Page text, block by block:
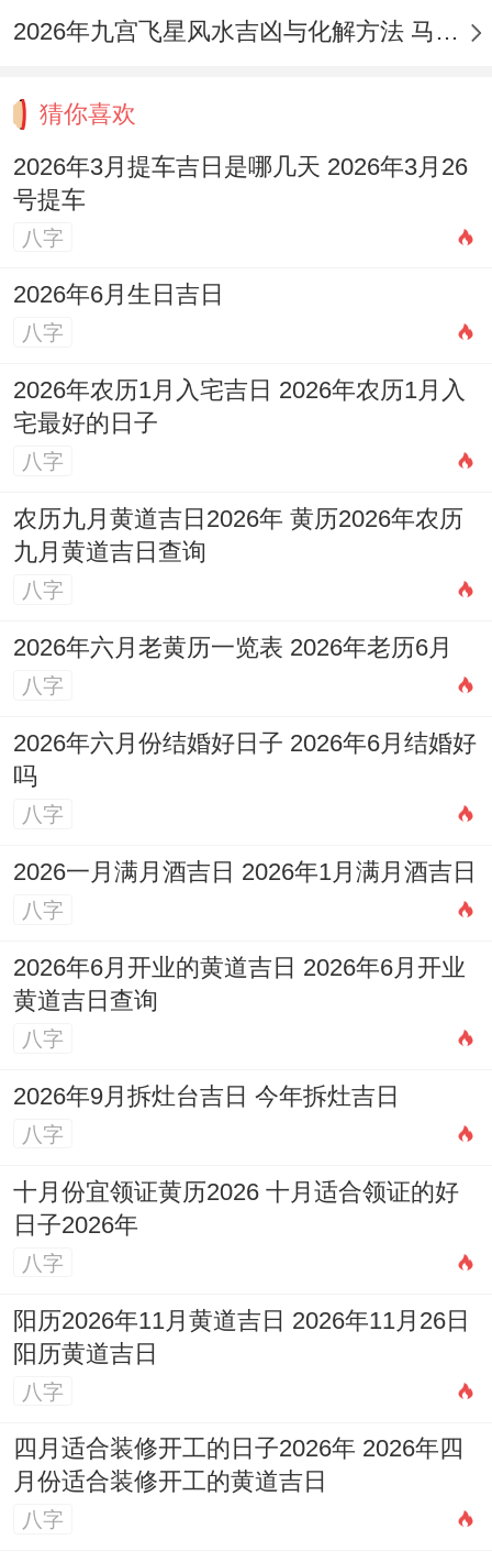
2026年九宫飞星风水吉凶与化解方法 马年风水房屋吉凶方位图解
猜你喜欢
2026年3月提车吉日是哪几天 2026年3月26
号提车
八字
2026年6月生日吉日
八字
2026年农历1月入宅吉日 2026年农历1月入
宅最好的日子
八字
农历九月黄道吉日2026年 黄历2026年农历
九月黄道吉日查询
八字
2026年六月老黄历一览表 2026年老历6月
八字
2026年六月份结婚好日子 2026年6月结婚好
吗
八字
2026一月满月酒吉日 2026年1月满月酒吉日
八字
2026年6月开业的黄道吉日 2026年6月开业
黄道吉日查询
八字
2026年9月拆灶台吉日 今年拆灶吉日
八字
十月份宜领证黄历2026 十月适合领证的好
日子2026年
八字
阳历2026年11月黄道吉日 2026年11月26日
阳历黄道吉日
八字
四月适合装修开工的日子2026年 2026年四
月份适合装修开工的黄道吉日
八字